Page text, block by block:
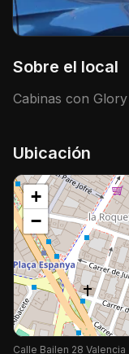
Sobre el local
Cabinas con
Ubicación
+
−
Calle Bailen 28 Valencia